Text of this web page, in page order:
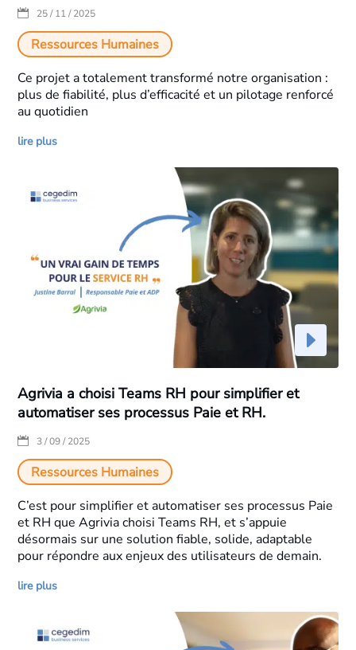
25 / 11 / 2025
Ressources Humaines
Ce projet a totalement transformé notre organisation :
plus de fiabilité, plus d’efficacité et un pilotage renforcé
au quotidien
lire plus
Agrivia a choisi Teams RH pour simplifier et
automatiser ses processus Paie et RH.
3 / 09 / 2025
Ressources Humaines
C’est pour simplifier et automatiser ses processus Paie
et RH que Agrivia choisi Teams RH, et s’appuie
désormais sur une solution fiable, solide, adaptable
pour répondre aux enjeux des utilisateurs de demain.
lire plus